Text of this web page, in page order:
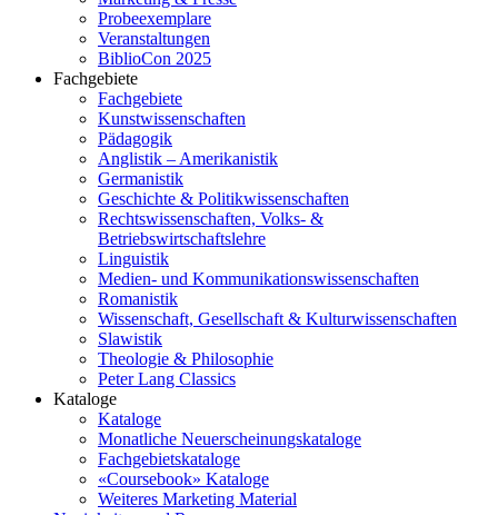
Probeexemplare
Veranstaltungen
BiblioCon 2025
Fachgebiete
Fachgebiete
Kunstwissenschaften
Pädagogik
Anglistik – Amerikanistik
Germanistik
Geschichte & Politikwissenschaften
Rechtswissenschaften, Volks- &
Betriebswirtschaftslehre
Linguistik
Medien- und Kommunikationswissenschaften
Romanistik
Wissenschaft, Gesellschaft & Kulturwissenschaften
Slawistik
Theologie & Philosophie
Peter Lang Classics
Kataloge
Kataloge
Monatliche Neuerscheinungskataloge
Fachgebietskataloge
«Coursebook» Kataloge
Weiteres Marketing Material